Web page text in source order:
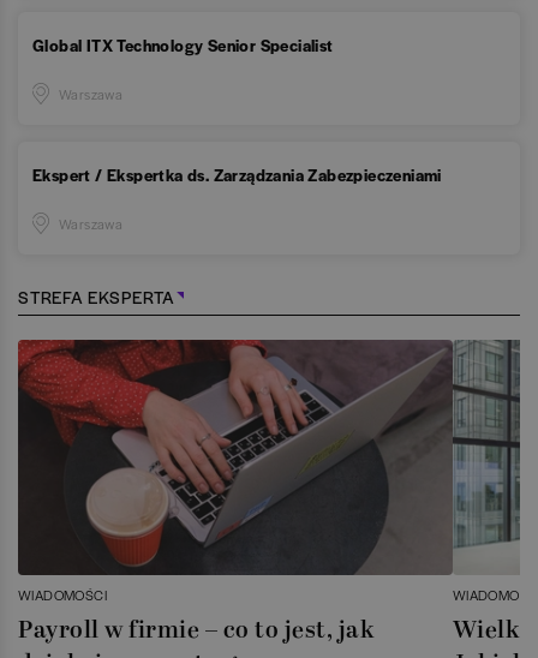
Global ITX Technology Senior Specialist
Warszawa
Ekspert / Ekspertka ds. Zarządzania Zabezpieczeniami
Warszawa
STREFA EKSPERTA
WIADOMOŚCI
Payroll w firmie – co to jest, jak